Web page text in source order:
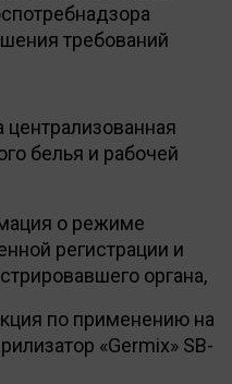
требований
централизованная
белья и рабочей
о режиме
регистрации и
органа,
по применению на
«Germix» SB-